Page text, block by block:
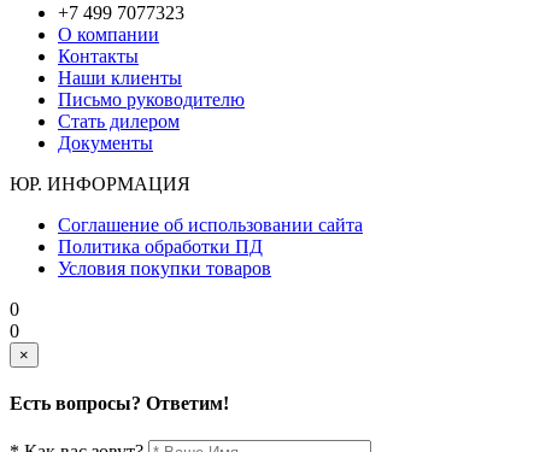
+7 499 7077323
О компании
Контакты
Наши клиенты
Письмо руководителю
Стать дилером
Документы
ЮР. ИНФОРМАЦИЯ
Соглашение об использовании сайта
Политика обработки ПД
Условия покупки товаров
0
0
×
Есть вопросы? Ответим!